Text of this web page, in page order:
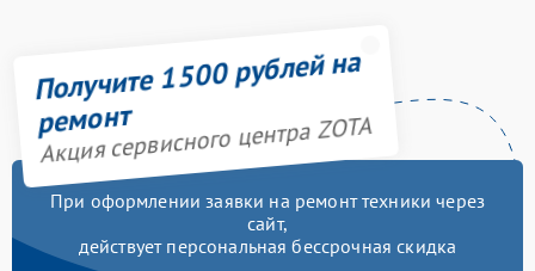
Получите 1500 рублей на
ремонт
Акция сервисного центра ZOTA
При оформлении заявки на ремонт техники через
сайт,
действует персональная бессрочная скидка